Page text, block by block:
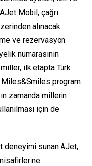
Mobil, çağrı
alınacak
ve rezervasyon
numarasının
ilk etapta Türk
Miles&Smiles program
zamanda millerin
için de
deneyimi sunan AJet,